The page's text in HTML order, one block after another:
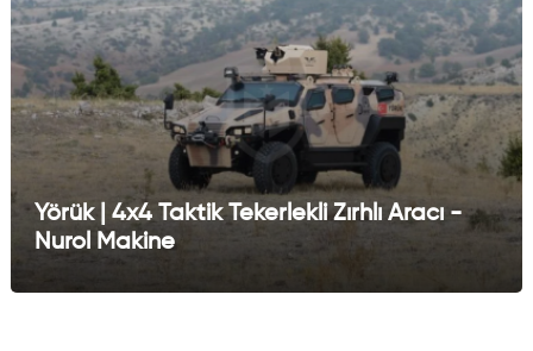
Yörük | 4x4 Taktik Tekerlekli Zırhlı Aracı -
Nurol Makine